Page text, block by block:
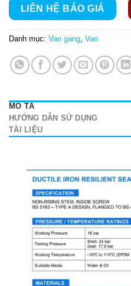
LIÊN HỆ BÁO GIÁ
Danh mục: Van gang Van
MÔ TẢ
HƯỚNG DẪN SỬ DỤNG
TÀI LIỆU